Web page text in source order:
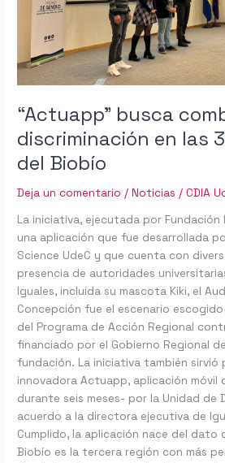
“Actuapp” busca
discriminación en las
del Biobío
Deja un comentario /Noticias /CDIA
La iniciativa, ejecutada por Fundación
una aplicación que fue desarrollada
Science UdeC y que cuenta con
presencia de autoridades
Iguales, incluida su mascota Kiki, el
Concepción fue el escenario
del Programa de Acción Regional
financiado por el Gobierno Regional
fundación. La iniciativa también sirvió
innovadora Actuapp, aplicación móvil
durante seis meses- por la Unidad de
acuerdo a la directora ejecutiva de
Cumplido, la aplicación nace del dato
Biobío es la tercera región con más
comunas
del
Biobío